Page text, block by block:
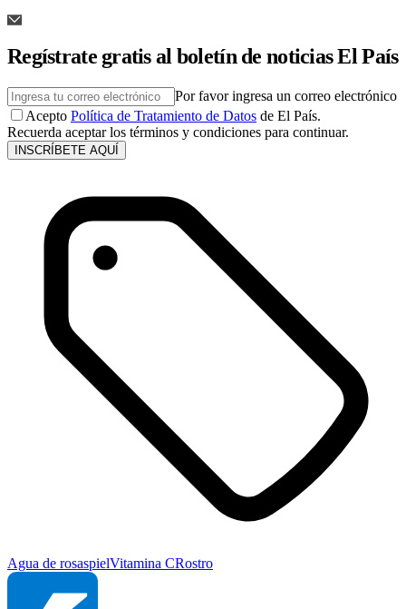
Regístrate gratis al boletín de noticias El País
Por favor ingresa un correo electrónico
Acepto Política de Tratamiento de Datos de El País.
Recuerda aceptar los términos y condiciones para continuar.
INSCRÍBETE AQUÍ
Agua de rosaspielVitamina CRostro